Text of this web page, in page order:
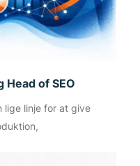
of SEO
lige linje for at give